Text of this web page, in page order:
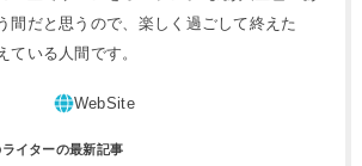
間だと思うので、楽しく過ごして終えた
ている人間です。